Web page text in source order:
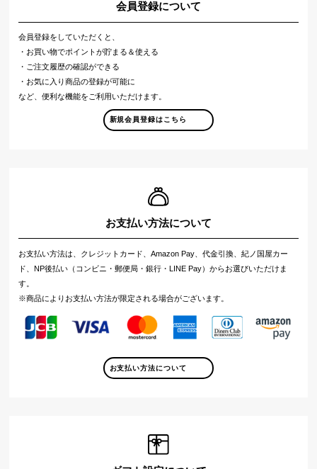
会員登録について
会員登録をしていただくと、
・お買い物でポイントが貯まる＆使える
・ご注文履歴の確認ができる
・お気に入り商品の登録が可能に
など、便利な機能をご利用いただけます。
新規会員登録はこちら
お支払い方法について
お支払い方法は、クレジットカード、Amazon Pay、代金引換、紀ノ国屋カー
ド、NP後払い（コンビニ・郵便局・銀行・LINE Pay）からお選びいただけま
す。
※商品によりお支払い方法が限定される場合がございます。
お支払い方法について